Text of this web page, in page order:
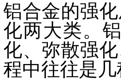
铝合金的强
化两大类。
化、弥散强
程中往往是